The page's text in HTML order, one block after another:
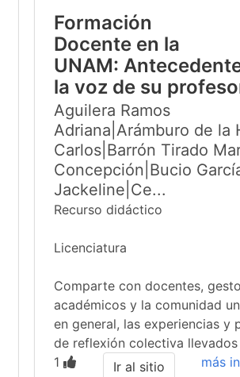
Formación
Docente en la
UNAM:
la voz de su
Aguilera Ramos
Adriana|Arámburo de la
Carlos|Barrón Tirado
Concepción|Bucio
Jackeline|Ce...
Recurso didáctico
Licenciatura
Comparte con docentes,
académicos y la comunidad
en general, las experiencias y
de reflexión colectiva llevados
1
más
Ir al sitio